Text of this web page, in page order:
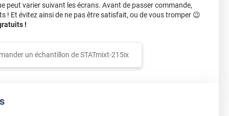
peut varier suivant les écrans. Avant de passer commande,
! Et évitez ainsi de ne pas être satisfait, ou de vous tromper 😉
!
un échantillon deSTATmixt-215ix